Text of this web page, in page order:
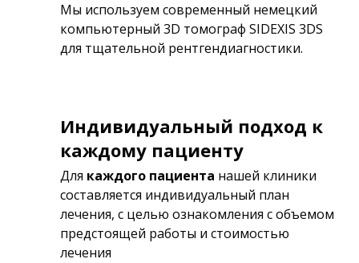
Мы используем современный немецкий
компьютерный 3D томограф SIDEXIS 3DS
для тщательной рентгендиагностики.
Индивидуальный подход к
каждому пациенту
Для каждого пациента нашей клиники
составляется индивидуальный план
лечения, с целью ознакомления с объемом
предстоящей работы и стоимостью
лечения